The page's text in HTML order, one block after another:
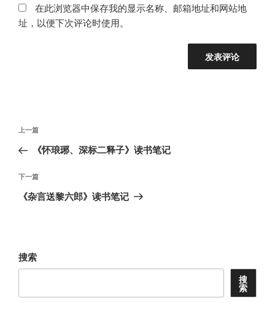
在此浏览器中保存我的显示名称、邮箱地址和网站地
址，以便下次评论时使用。
文
导
航
上
一
文
章
上一篇
《怀琅琊、深标二释子》读书笔记
下
一
下一篇
《杂言送黎六郎》读书笔记
搜索
搜
索